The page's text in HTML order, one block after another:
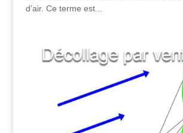
d’air. Ce terme est...